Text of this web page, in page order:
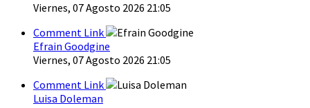
Viernes, 07 Agosto 2026 21:05
Comment Link
Efrain Goodgine
Viernes, 07 Agosto 2026 21:05
Comment Link
Luisa Doleman